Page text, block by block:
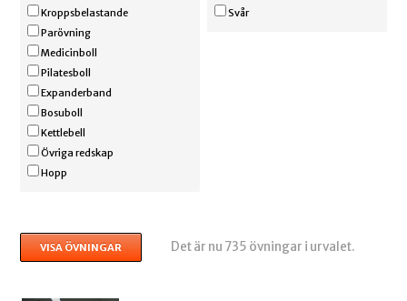
Kroppsbelastande
Parövning
Medicinboll
Pilatesboll
Expanderband
Bosuboll
Kettlebell
Övriga redskap
Hopp
Svår
Det är nu 735 övningar i urvalet.